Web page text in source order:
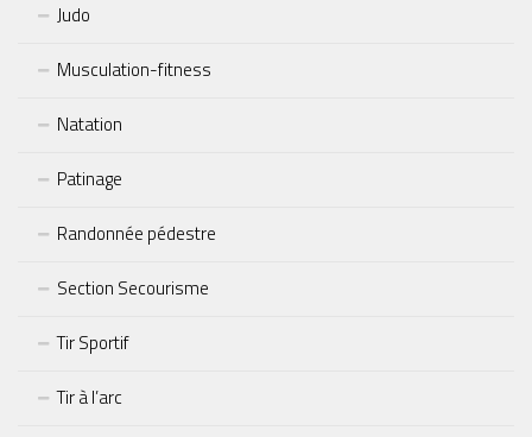
Judo
Musculation-fitness
Natation
Patinage
Randonnée pédestre
Section Secourisme
Tir Sportif
Tir à l’arc